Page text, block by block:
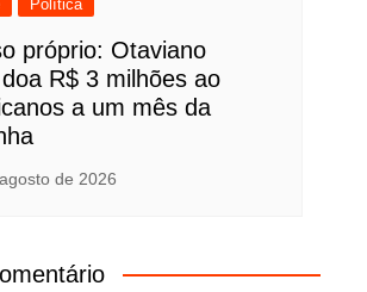
Política
próprio: Otaviano
R$ 3 milhões ao
a um mês da
de 2026